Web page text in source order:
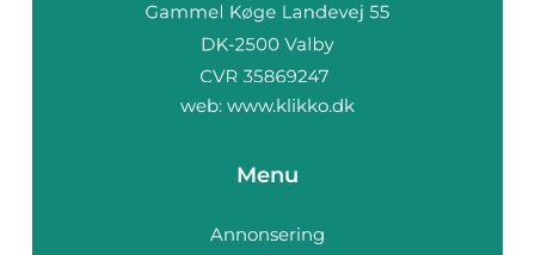
web: www.klikko.dk
Menu
Annonsering